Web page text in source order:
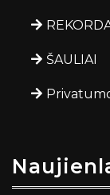
ŠAULIAI